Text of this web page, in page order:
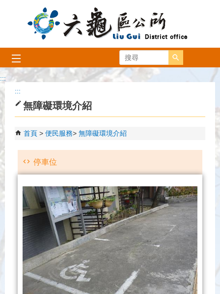
跳到主要內容區塊
搜尋
:::
:::
無障礙環境介紹
首頁 便民服務 無障礙環境介紹
停車位